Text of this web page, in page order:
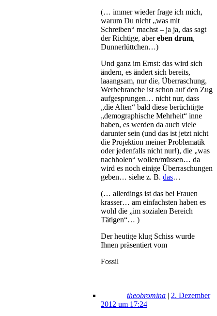
(… immer wieder frage ich mich,
warum Du nicht „was mit
Schreiben“ machst – ja ja, das sagt
der Richtige, abereben drum,
Dunnerlüttchen…)
Und ganz im Ernst: das wird sich
ändern, es ändert sich bereits,
laaangsam, nur die, Überraschung,
Werbebranche ist schon auf den Zug
aufgesprungen… nicht nur, dass
„die Alten“ bald diese berüchtigte
„demographische Mehrheit“ inne
haben, es werden da auch viele
darunter sein (und das ist jetzt nicht
die Projektion meiner Problematik
oder jedenfalls nicht nur!), die „was
nachholen“ wollen/müssen… da
wird es noch einige Überraschungen
geben… siehe z. B. das…
(… allerdings ist das bei Frauen
krasser… am einfachsten haben es
wohl die „im sozialen Bereich
Tätigen“… )
Der heutige klug Schiss wurde
Ihnen präsentiert vom
Fossil
theobromina | 2. Dezember
2012 um 17:24